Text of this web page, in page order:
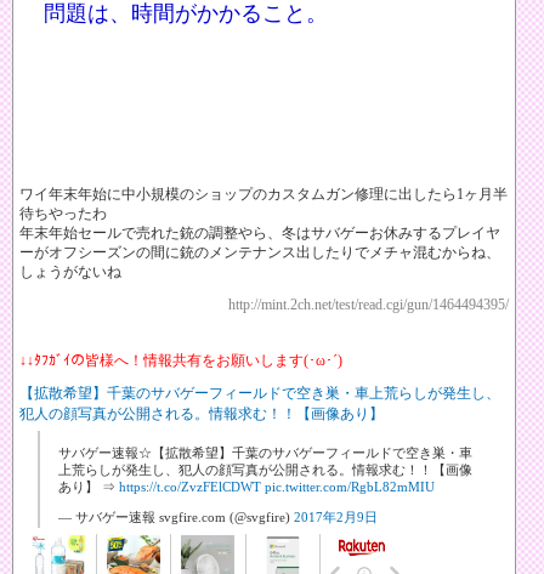
問題は、時間がかかること。
ワイ年末年始に中小規模のショップのカスタムガン修理に出したら1ヶ月半
待ちやったわ
年末年始セールで売れた銃の調整やら、冬はサバゲーお休みするプレイヤ
ーがオフシーズンの間に銃のメンテナンス出したりでメチャ混むからね、
しょうがないね
http://mint.2ch.net/test/read.cgi/gun/1464494395/
↓↓ﾀﾌｶﾞｲの皆様へ！情報共有をお願いします(･ω･´)
【拡散希望】千葉のサバゲーフィールドで空き巣・車上荒らしが発生し、
犯人の顔写真が公開される。情報求む！！【画像あり】
サバゲー速報☆【拡散希望】千葉のサバゲーフィールドで空き巣・車
上荒らしが発生し、犯人の顔写真が公開される。情報求む！！【画像
あり】 ⇒ https://t.co/ZvzFElCDWT pic.twitter.com/RgbL82mMIU
— サバゲー速報 svgfire.com (@svgfire) 2017年2月9日